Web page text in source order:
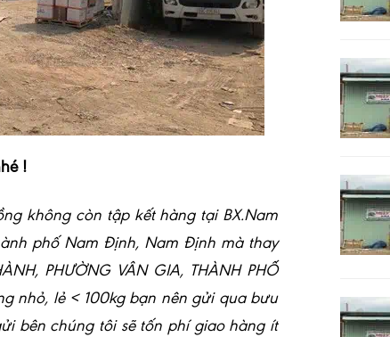
!
không còn tập kết hàng tại BX.Nam
phố Nam Định, Nam Định mà thay
PHƯỜNG VÂN GIA, THÀNH PHỐ
nhỏ, lẻ < 100kg bạn nên gửi qua bưu
bên chúng tôi sẽ tốn phí giao hàng ít